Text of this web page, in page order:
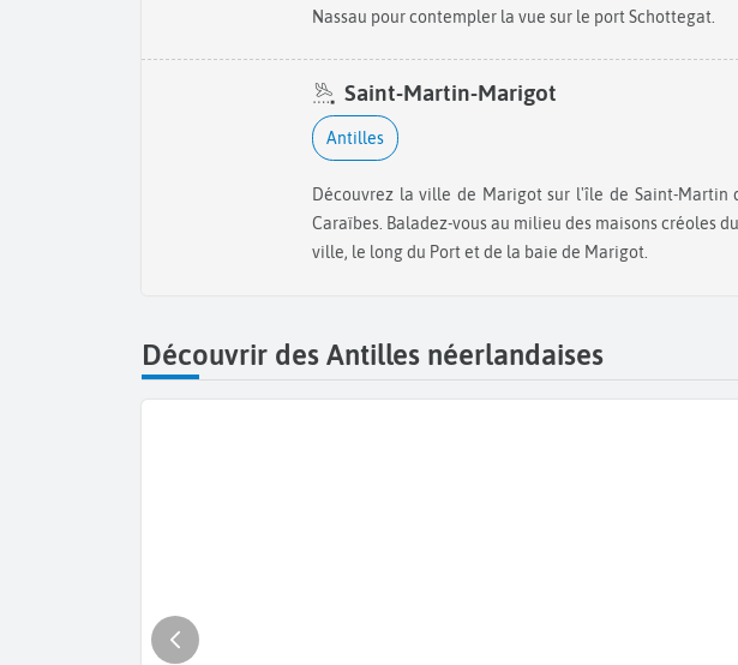
Nassau pour contempler la vue sur le port Schottegat.
Saint-Martin-Marigot
Antilles
Découvrez la ville de Marigot sur l'île de Saint-Martin dans les
Caraïbes. Baladez-vous au milieu des maisons créoles
ville, le long du Port et de la baie de Marigot.
Découvrir des Antilles néerlandaises